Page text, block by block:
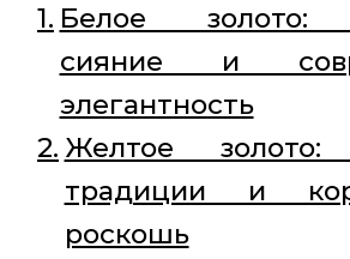
Белое золото:
сияние и
элегантность
Желтое золото:
традиции и
роскошь